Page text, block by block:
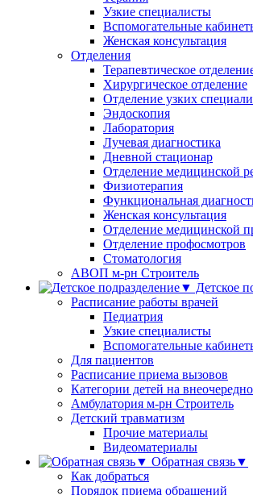
Узкие специалисты
Вспомогательные
Женская консультация
Отделения
Терапевтическое
Хирургическое отделение
Отделение узких
Эндоскопия
Лаборатория
Лучевая диагностика
Дневной стационар
Отделение медицинской
Физиотерапия
Функциональная
Женская консультация
Отделение медицинской
Отделение профосмотров
Стоматология
АВОП м-рн Строитель
Детское
Расписание работы врачей
Педиатрия
Узкие специалисты
Вспомогательные
Для пациентов
Расписание приема вызовов
Категории детей на
Амбулатория м-рн Строитель
Детский травматизм
Прочие материалы
Видеоматериалы
Обратная связь▼
Как добраться
Порядок приема обращений